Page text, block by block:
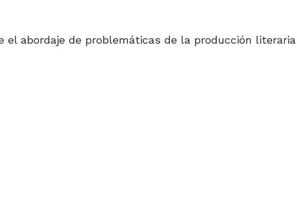
el abordaje de problemáticas de la producción literaria